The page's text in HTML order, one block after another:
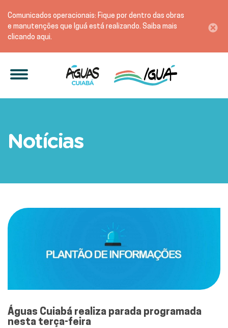
Comunicados operacionais: Fique por dentro das obras
e manutenções que Iguá está realizando. Saiba mais
clicando aqui.
Notícias
Águas Cuiabá realiza parada programada
nesta terça-feira